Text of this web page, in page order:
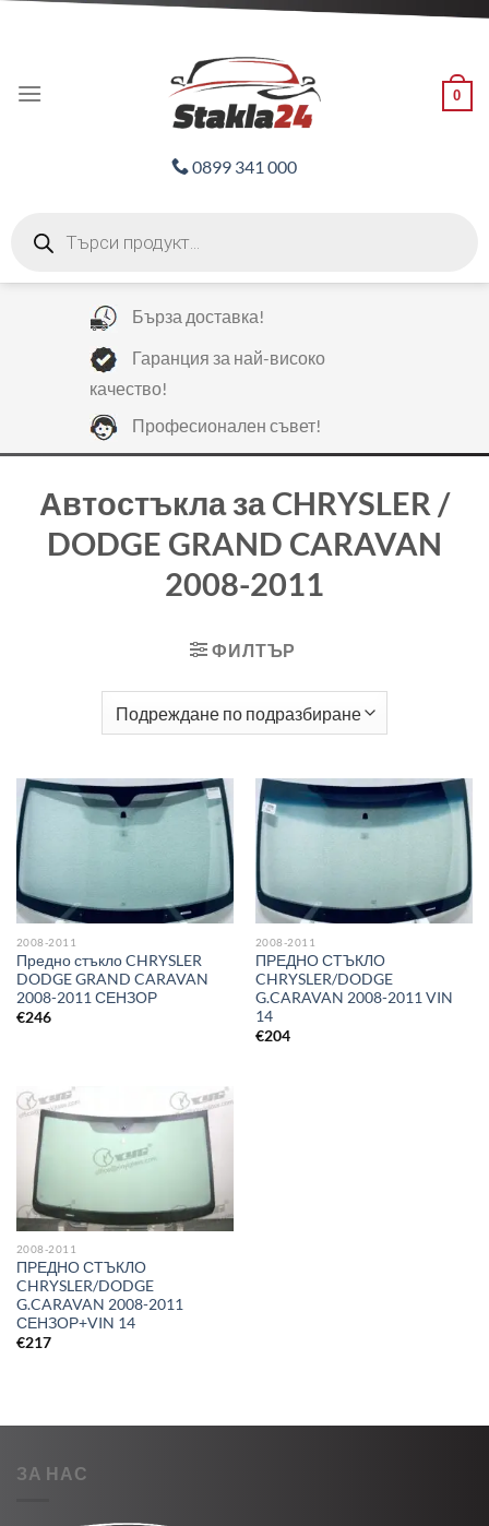
0
0899 341 000
search
Бърза доставка!
Гаранция за най-високо
качество!
Професионален съвет!
Автостъкла за CHRYSLER /
DODGE GRAND CARAVAN
2008-2011
ФИЛТЪР
2008-2011
Предно стъкло CHRYSLER
DODGE GRAND CARAVAN
2008-2011 СЕНЗОР
€246
2008-2011
ПРЕДНО СТЪКЛО
CHRYSLER/DODGE
G.CARAVAN 2008-2011 VIN
14
€204
2008-2011
ПРЕДНО СТЪКЛО
CHRYSLER/DODGE
G.CARAVAN 2008-2011
СЕНЗОР+VIN 14
€217
ЗА НАС